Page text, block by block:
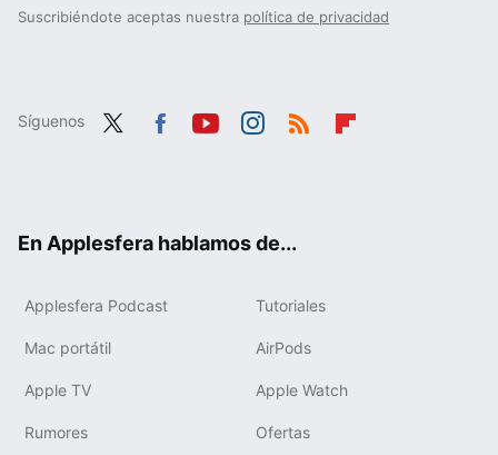
Suscribiéndote aceptas nuestra política de privacidad
Síguenos
En Applesfera hablamos de...
Applesfera Podcast Tutoriales
Mac portátil AirPods
Apple TV Apple Watch
Rumores Ofertas